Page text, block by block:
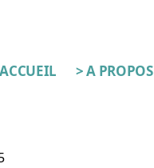
> A PROPOS